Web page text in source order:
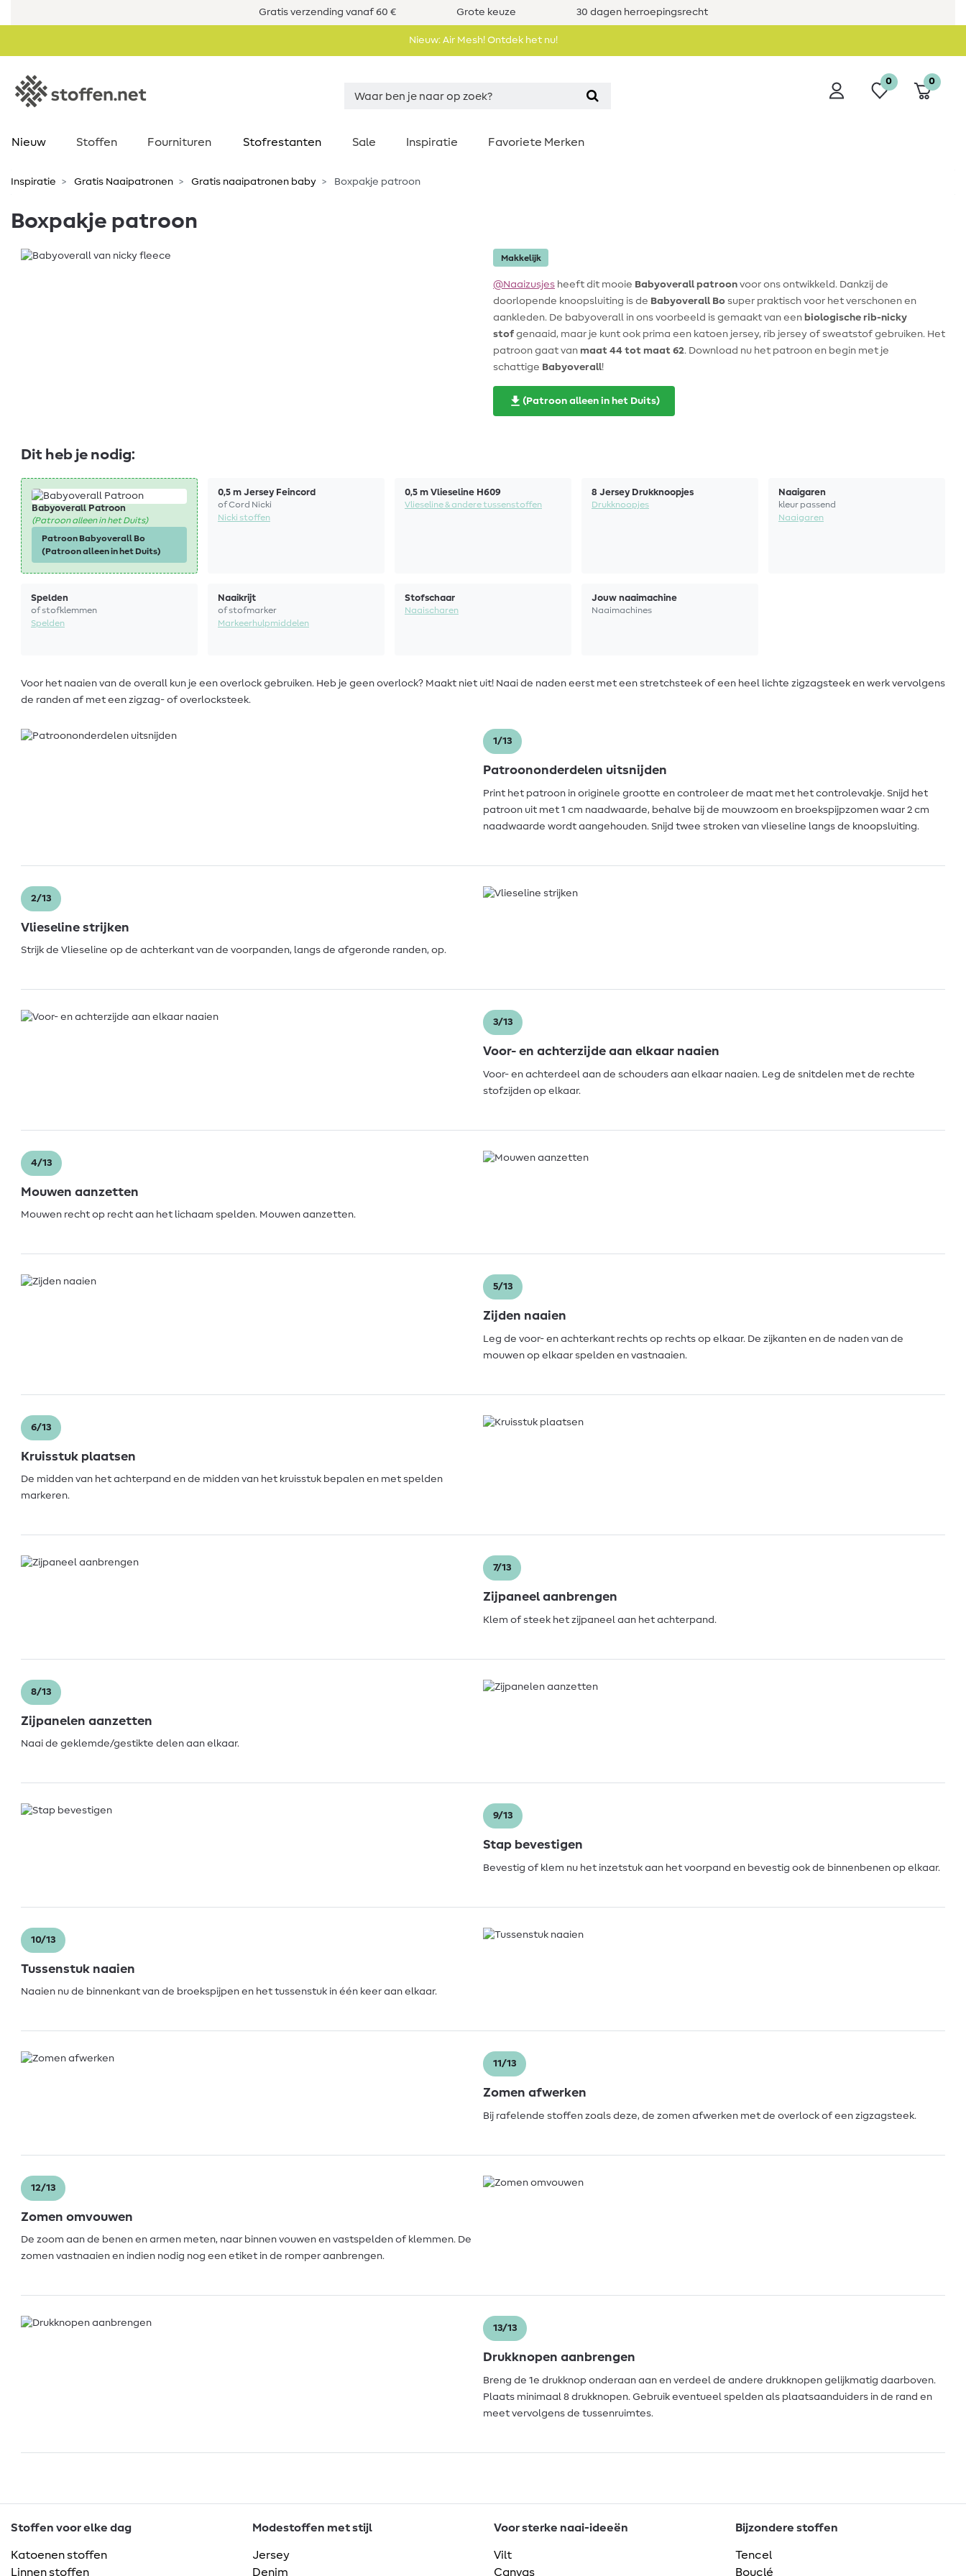
Gratis verzending vanaf 60 € Grote keuze 30 dagen herroepingsrecht
Nieuw: Air Mesh! Ontdek het nu!
0 0
Nieuw Stoffen Fournituren Stofrestanten Sale Inspiratie Favoriete Merken
Inspiratie Gratis Naaipatronen Gratis naaipatronen baby Boxpakje patroon
Boxpakje patroon
Makkelijk
@Naaizusjes heeft dit mooie Babyoverall patroon voor ons ontwikkeld. Dankzij de
doorlopende knoopsluiting is de Babyoverall Bo super praktisch voor het verschonen en
aankleden. De babyoverall in ons voorbeeld is gemaakt van een biologische rib-nicky
stof genaaid, maar je kunt ook prima een katoen jersey, rib jersey of sweatstof gebruiken. Het
patroon gaat van maat 44 tot maat 62. Download nu het patroon en begin met je
schattige Babyoverall!
(Patroon alleen in het Duits)
Dit heb je nodig:
Babyoverall Patroon
(Patroon alleen in het Duits)
Patroon Babyoverall Bo
(Patroon alleen in het Duits)
0,5 m Jersey Feincord
of Cord Nicki
Nicki stoffen
0,5 m Vlieseline H609
Vlieseline & andere tussenstoffen
8 Jersey Drukknoopjes
Drukknoopjes
Naaigaren
kleur passend
Naaigaren
Spelden
of stofklemmen
Spelden
Naaikrijt
of stofmarker
Markeerhulpmiddelen
Stofschaar
Naaischaren
Jouw naaimachine
Naaimachines
Voor het naaien van de overall kun je een overlock gebruiken. Heb je geen overlock? Maakt niet uit! Naai de naden eerst met een stretchsteek of een heel lichte zigzagsteek en werk vervolgens
de randen af met een zigzag- of overlocksteek.
1/13
Patroononderdelen uitsnijden
Print het patroon in originele grootte en controleer de maat met het controlevakje. Snijd het
patroon uit met 1 cm naadwaarde, behalve bij de mouwzoom en broekspijpzomen waar 2 cm
naadwaarde wordt aangehouden. Snijd twee stroken van vlieseline langs de knoopsluiting.
2/13
Vlieseline strijken
Strijk de Vlieseline op de achterkant van de voorpanden, langs de afgeronde randen, op.
3/13
Voor- en achterzijde aan elkaar naaien
Voor- en achterdeel aan de schouders aan elkaar naaien. Leg de snitdelen met de rechte
stofzijden op elkaar.
4/13
Mouwen aanzetten
Mouwen recht op recht aan het lichaam spelden. Mouwen aanzetten.
5/13
Zijden naaien
Leg de voor- en achterkant rechts op rechts op elkaar. De zijkanten en de naden van de
mouwen op elkaar spelden en vastnaaien.
6/13
Kruisstuk plaatsen
De midden van het achterpand en de midden van het kruisstuk bepalen en met spelden
markeren.
7/13
Zijpaneel aanbrengen
Klem of steek het zijpaneel aan het achterpand.
8/13
Zijpanelen aanzetten
Naai de geklemde/gestikte delen aan elkaar.
9/13
Stap bevestigen
Bevestig of klem nu het inzetstuk aan het voorpand en bevestig ook de binnenbenen op elkaar.
10/13
Tussenstuk naaien
Naaien nu de binnenkant van de broekspijpen en het tussenstuk in één keer aan elkaar.
11/13
Zomen afwerken
Bij rafelende stoffen zoals deze, de zomen afwerken met de overlock of een zigzagsteek.
12/13
Zomen omvouwen
De zoom aan de benen en armen meten, naar binnen vouwen en vastspelden of klemmen. De
zomen vastnaaien en indien nodig nog een etiket in de romper aanbrengen.
13/13
Drukknopen aanbrengen
Breng de 1e drukknop onderaan aan en verdeel de andere drukknopen gelijkmatig daarboven.
Plaats minimaal 8 drukknopen. Gebruik eventueel spelden als plaatsaanduiders in de rand en
meet vervolgens de tussenruimtes.
Stoffen voor elke dag
Katoenen stoffen
Linnen stoffen
Modestoffen met stijl
Jersey
Denim
Voor sterke naai-ideeën
Vilt
Canvas
Bijzondere stoffen
Tencel
Bouclé